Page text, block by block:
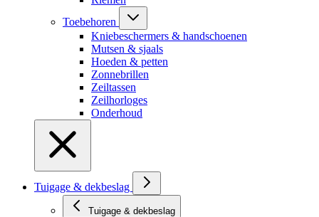
Toebehoren
Kniebeschermers & handschoenen
Mutsen & sjaals
Hoeden & petten
Zonnebrillen
Zeiltassen
Zeilhorloges
Onderhoud
Tuigage & dekbeslag
Tuigage & dekbeslag